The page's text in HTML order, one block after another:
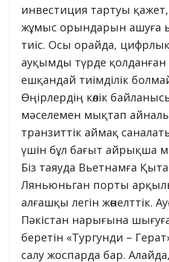
инвестиция тартуы
жұмыс орындарын ашуға
тиіс. Осы орайда, цифрлық
ауқымды түрде қолданған
ешқандай тиімділік
Өңірлердің көлік
мәселемен мықтап
транзиттік аймақ
үшін бұл бағыт айрықша
Біз таяуда Вьетнамға
Ляньюньган порты
алғашқы легін жөнелттік.
Пәкістан нарығына
беретін «Тургунди –
салу жоспарда бар. Алайда,